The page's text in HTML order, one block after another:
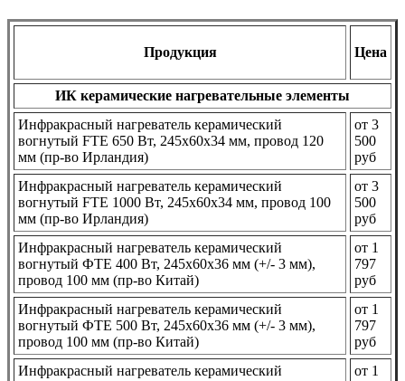
Продукция Цена
ИК керамические нагревательные элементы
Инфракрасный нагреватель керамический
вогнутый FTE 650 Вт, 245x60x34 мм, провод 120
мм (пр-во Ирландия)
от 3
500
руб
Инфракрасный нагреватель керамический
вогнутый FTE 1000 Вт, 245x60x34 мм, провод 100
мм (пр-во Ирландия)
от 3
500
руб
Инфракрасный нагреватель керамический
вогнутый ФТЕ 400 Вт, 245x60x36 мм (+/- 3 мм),
провод 100 мм (пр-во Китай)
от 1
797
руб
Инфракрасный нагреватель керамический
вогнутый ФТЕ 500 Вт, 245x60x36 мм (+/- 3 мм),
провод 100 мм (пр-во Китай)
от 1
797
руб
Инфракрасный нагреватель керамический
от 1